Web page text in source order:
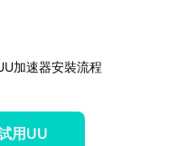
加速器安裝流程
用UU